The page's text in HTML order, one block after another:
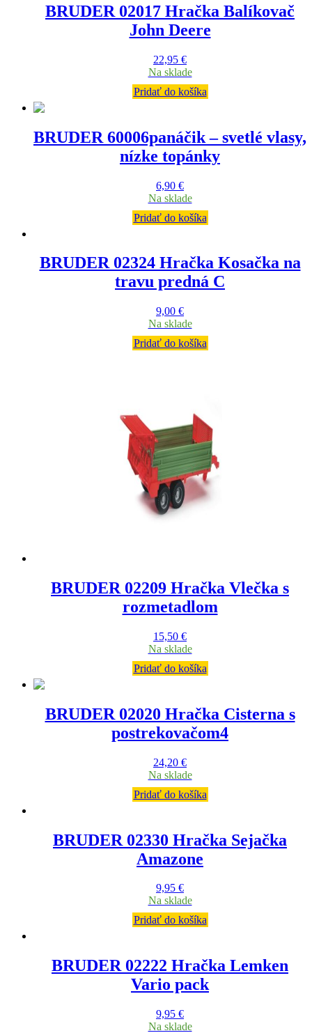
BRUDER 02017 Hračka Balíkovač
John Deere
22,95 €
Na sklade
Pridať do košíka
BRUDER 60006panáčik – svetlé vlasy,
nízke topánky
6,90 €
Na sklade
Pridať do košíka
BRUDER 02324 Hračka Kosačka na
travu predná C
9,00 €
Na sklade
Pridať do košíka
BRUDER 02209 Hračka Vlečka s
rozmetadlom
15,50 €
Na sklade
Pridať do košíka
BRUDER 02020 Hračka Cisterna s
postrekovačom4
24,20 €
Na sklade
Pridať do košíka
BRUDER 02330 Hračka Sejačka
Amazone
9,95 €
Na sklade
Pridať do košíka
BRUDER 02222 Hračka Lemken
Vario pack
9,95 €
Na sklade